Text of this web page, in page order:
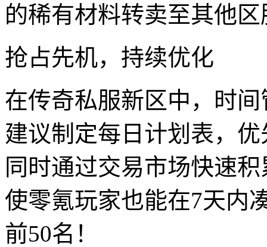
的稀有材料转卖至其他
抢占先机，持续优化
在传奇私服新区中，时
建议制定每日计划表，
同时通过交易市场快速
使零氪玩家也能在7天内
前50名！